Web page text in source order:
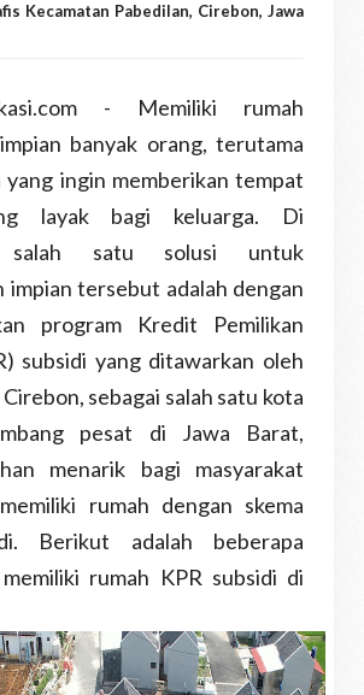
Kecamatan Pabedilan, Cirebon, Jawa
- Memiliki rumah
banyak orang, terutama
yang ingin memberikan tempat
layak bagi keluarga. Di
salah satu solusi untuk
impian tersebut adalah dengan
program Kredit Pemilikan
subsidi yang ditawarkan oleh
sebagai salah satu kota
pesat di Jawa Barat,
menarik bagi masyarakat
rumah dengan skema
Berikut adalah beberapa
rumah KPR subsidi di